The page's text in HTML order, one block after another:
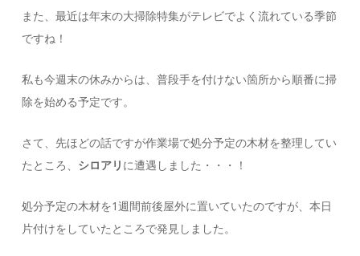
また、最近は年末の大掃除特集がテレビでよく流れている季節
ですね！
私も今週末の休みからは、普段手を付けない箇所から順番に掃
除を始める予定です。
さて、先ほどの話ですが作業場で処分予定の木材を整理してい
たところ、 シロアリ に遭遇しました・・・！
処分予定の木材を1週間前後屋外に置いていたのですが、本日
片付けをしていたところで発見しました。